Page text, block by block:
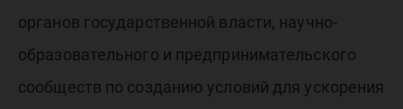
органов государственной власти, научно-
образовательного и предпринимательского
сообществ по созданию условий для ускорения